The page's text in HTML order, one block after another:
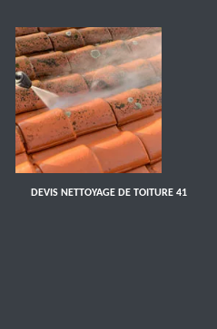
DEVIS NETTOYAGE DE TOITURE 41